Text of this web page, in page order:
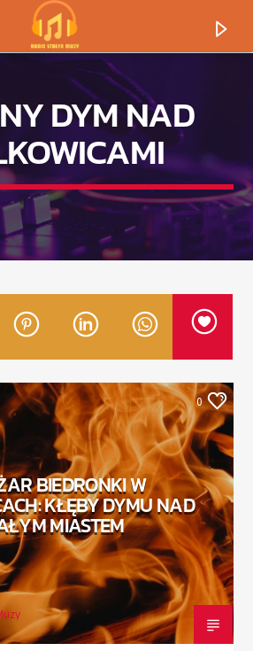
MUZY
DYM NAD
0
BIEDRONKI W
KŁĘBY DYMU NAD
MIASTEM